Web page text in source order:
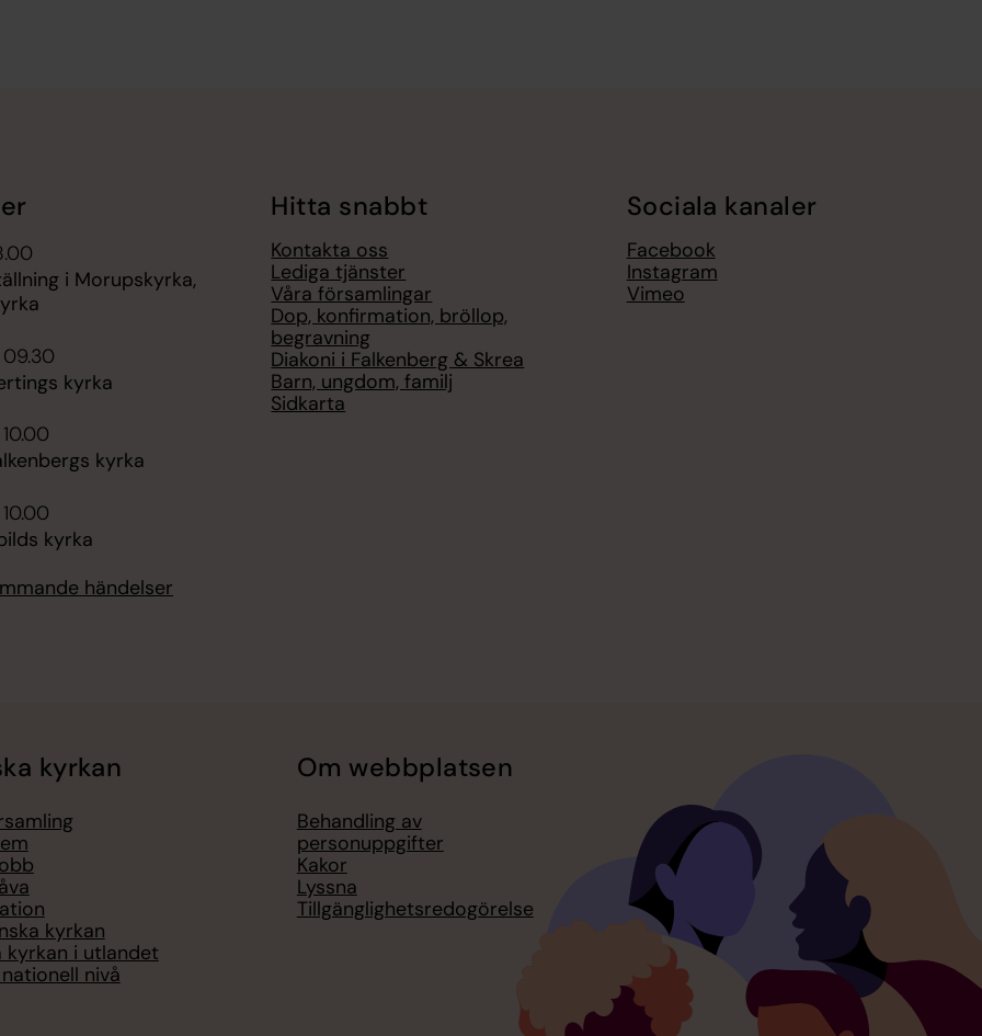
i Morupskyrka,
kyrka
kyrka
kyrka
händelser
Hitta snabbt
Kontakta oss
Lediga tjänster
Våra församlingar
Dop, konfirmation, bröllop,
begravning
Diakoni i Falkenberg & Skrea
Barn, ungdom, familj
Sidkarta
Sociala kanaler
Facebook
Instagram
Vimeo
kyrkan
kyrkan
kyrkan i utlandet
nivå
Om webbplatsen
Behandling av
personuppgifter
Kakor
Lyssna
Tillgänglighetsredogörelse